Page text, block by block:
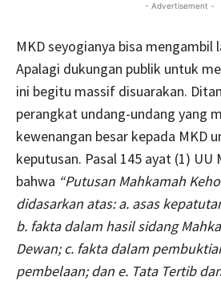
- Advertisement -
MKD seyogianya bisa mengambil
Apalagi dukungan publik untuk
ini begitu massif disuarakan.
perangkat undang-undang yang
kewenangan besar kepada MKD
keputusan. Pasal 145 ayat (1) UU
bahwa “Putusan Mahkamah
didasarkan atas: a. asas
b. fakta dalam hasil sidang
Dewan; c. fakta dalam
pembelaan; dan e. Tata Tertib